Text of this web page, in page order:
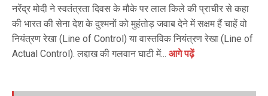
नरेंद्र मोदी ने स्वतंत्रता दिवस के मौके पर लाल किले की प्राचीर से कहा
की भारत की सेना देश के दुश्मनों को मुहंतोड़ जवाब देने में सक्षम हैं चाहें वो
नियंत्रण रेखा (Line of Control) या वास्तविक नियंत्रण रेखा (Line of
Actual Control). लद्दाख की गलवान घाटी में... आगे पढ़ें